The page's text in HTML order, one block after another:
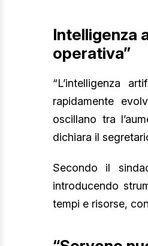
Intelligenza
operativa”
“L’intelligenza
rapidamente
oscillano tra
dichiara il
Secondo il
introducendo
tempi e risorse,